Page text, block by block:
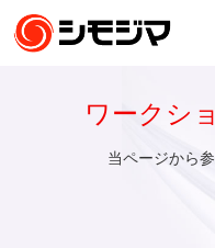
ワークシ
当ページから